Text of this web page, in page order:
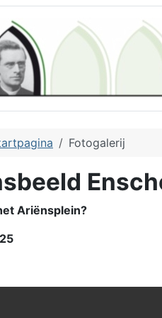
Fotogalerij
Ariënsplein?